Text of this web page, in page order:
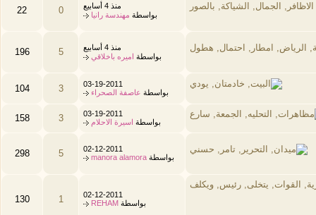
منذ 4 أسابيع
بواسطة مهندسة رانيا 0
22
منذ 4 أسابيع
بواسطة اميره باخلاقي 5
196
03-19-2011
بواسطة عاصفة الصحراء 3
104
03-19-2011
بواسطة اسيرة الاحلام 3
158
02-12-2011
بواسطة manora alamora
5
298
02-12-2011
بواسطة REHAM
1
130